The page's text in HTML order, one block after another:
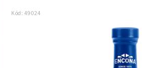
Kód: 49024